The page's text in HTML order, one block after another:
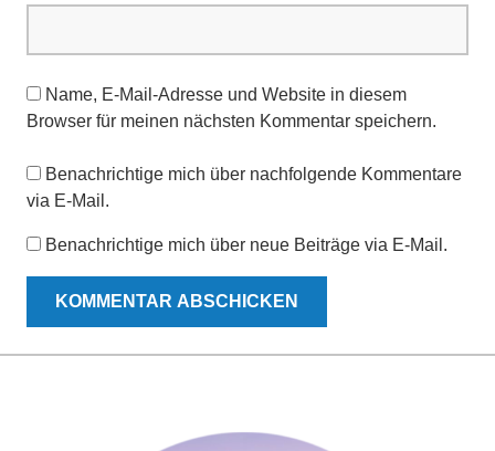
Name, E-Mail-Adresse und Website in diesem
Browser für meinen nächsten Kommentar speichern.
Benachrichtige mich über nachfolgende Kommentare
via E-Mail.
Benachrichtige mich über neue Beiträge via E-Mail.